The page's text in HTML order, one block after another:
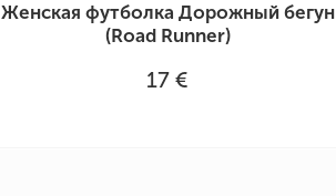
Женская футболка Дорожный бегун
(Road Runner)
17 €